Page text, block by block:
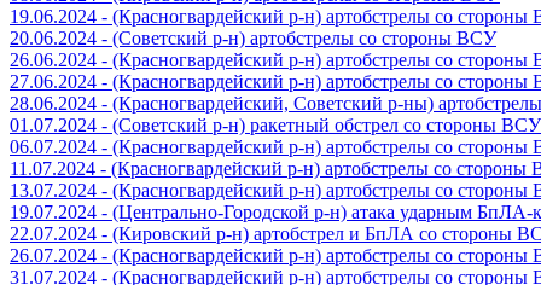
19.06.2024 - (Красногвардейский р-н) артобстрелы со
20.06.2024 - (Советский р-н) артобстрелы со стороны ВСУ
26.06.2024 - (Красногвардейский р-н) артобстрелы со
27.06.2024 - (Красногвардейский р-н) артобстрелы со
28.06.2024 - (Красногвардейский, Советский р-ны)
01.07.2024 - (Советский р-н) ракетный обстрел со стороны ВСУ
06.07.2024 - (Красногвардейский р-н) артобстрелы со
11.07.2024 - (Красногвардейский р-н) артобстрелы со стороны
13.07.2024 - (Красногвардейский р-н) артобстрелы со
19.07.2024 - (Центрально-Городской р-н) атака ударным
22.07.2024 - (Кировский р-н) артобстрел и БпЛА со стороны
26.07.2024 - (Красногвардейский р-н) артобстрелы со
31.07.2024 - (Красногвардейский р-н) артобстрелы со